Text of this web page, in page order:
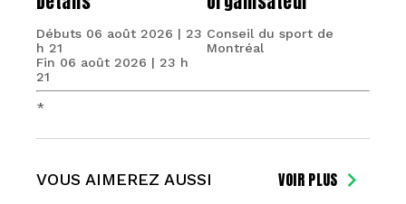
Débuts 06 août 2026 | 23
h 21
Fin 06 août 2026 | 23 h
21
Conseil du sport de
Montréal
*
VOUS AIMEREZ AUSSI VOIR PLUS